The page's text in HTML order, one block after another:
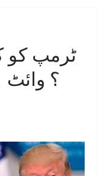
ٹرمپ کو
؟ وائٹ